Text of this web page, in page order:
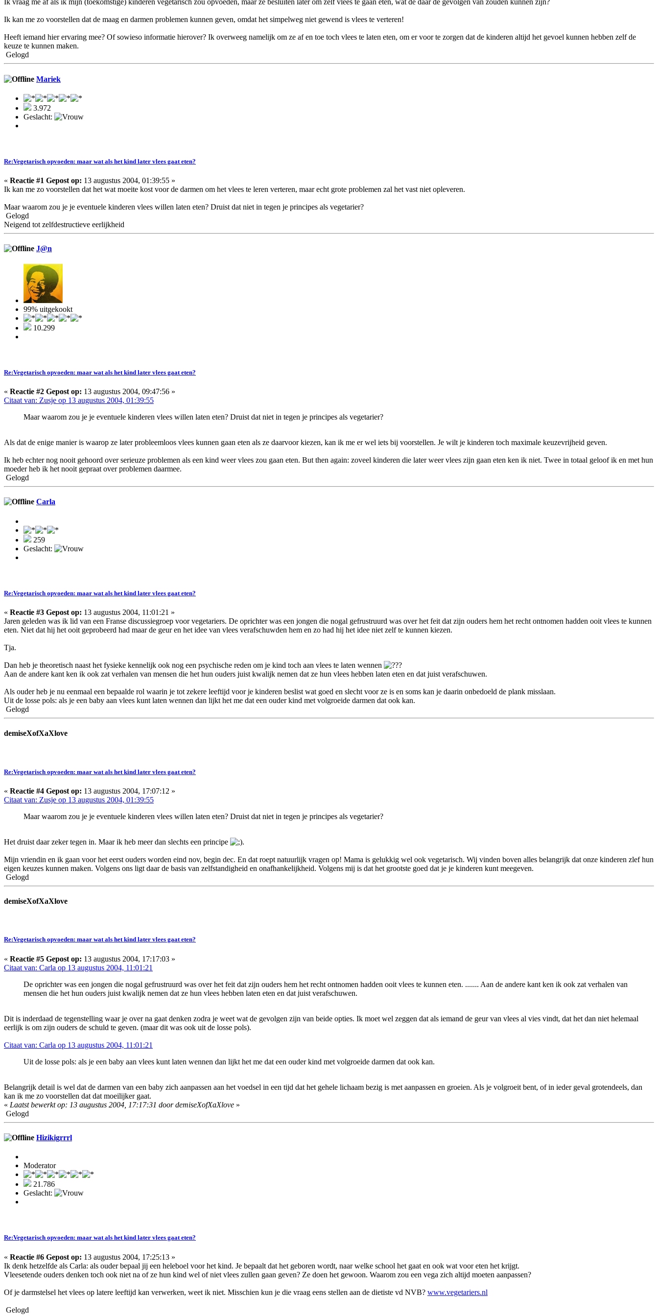
Ik vraag me af als ik mijn (toekomstige) kinderen vegetarisch zou opvoeden, maar ze besluiten later om zelf vlees te gaan eten, wat de daar de gevolgen van zouden kunnen zijn?
Ik kan me zo voorstellen dat de maag en darmen problemen kunnen geven, omdat het simpelweg niet gewend is vlees te verteren!
Heeft iemand hier ervaring mee? Of sowieso informatie hierover? Ik overweeg namelijk om ze af en toe toch vlees te laten eten, om er voor te zorgen dat de kinderen altijd het gevoel kunnen hebben zelf de
keuze te kunnen maken.
Gelogd
Mariek
3.972
Geslacht:
Re:Vegetarisch opvoeden: maar wat als het kind later vlees gaat eten?
« Reactie #1 Gepost op: 13 augustus 2004, 01:39:55 »
Ik kan me zo voorstellen dat het wat moeite kost voor de darmen om het vlees te leren verteren, maar echt grote problemen zal het vast niet opleveren.
Maar waarom zou je je eventuele kinderen vlees willen laten eten? Druist dat niet in tegen je principes als vegetarier?
Gelogd
Neigend tot zelfdestructieve eerlijkheid
J@n
99% uitgekookt
10.299
Re:Vegetarisch opvoeden: maar wat als het kind later vlees gaat eten?
« Reactie #2 Gepost op: 13 augustus 2004, 09:47:56 »
Citaat van: Zusje op 13 augustus 2004, 01:39:55
Maar waarom zou je je eventuele kinderen vlees willen laten eten? Druist dat niet in tegen je principes als vegetarier?
Als dat de enige manier is waarop ze later probleemloos vlees kunnen gaan eten als ze daarvoor kiezen, kan ik me er wel iets bij voorstellen. Je wilt je kinderen toch maximale keuzevrijheid geven.
Ik heb echter nog nooit gehoord over serieuze problemen als een kind weer vlees zou gaan eten. But then again: zoveel kinderen die later weer vlees zijn gaan eten ken ik niet. Twee in totaal geloof ik en met hun
moeder heb ik het nooit gepraat over problemen daarmee.
Gelogd
Carla
259
Geslacht:
Re:Vegetarisch opvoeden: maar wat als het kind later vlees gaat eten?
« Reactie #3 Gepost op: 13 augustus 2004, 11:01:21 »
Jaren geleden was ik lid van een Franse discussiegroep voor vegetariers. De oprichter was een jongen die nogal gefrustruurd was over het feit dat zijn ouders hem het recht ontnomen hadden ooit vlees te kunnen
eten. Niet dat hij het ooit geprobeerd had maar de geur en het idee van vlees verafschuwden hem en zo had hij het idee niet zelf te kunnen kiezen.
Tja.
Dan heb je theoretisch naast het fysieke kennelijk ook nog een psychische reden om je kind toch aan vlees te laten wennen
Aan de andere kant ken ik ook zat verhalen van mensen die het hun ouders juist kwalijk nemen dat ze hun vlees hebben laten eten en dat juist verafschuwen.
Als ouder heb je nu eenmaal een bepaalde rol waarin je tot zekere leeftijd voor je kinderen beslist wat goed en slecht voor ze is en soms kan je daarin onbedoeld de plank misslaan.
Uit de losse pols: als je een baby aan vlees kunt laten wennen dan lijkt het me dat een ouder kind met volgroeide darmen dat ook kan.
Gelogd
demiseXofXaXlove
Re:Vegetarisch opvoeden: maar wat als het kind later vlees gaat eten?
« Reactie #4 Gepost op: 13 augustus 2004, 17:07:12 »
Citaat van: Zusje op 13 augustus 2004, 01:39:55
Maar waarom zou je je eventuele kinderen vlees willen laten eten? Druist dat niet in tegen je principes als vegetarier?
Het druist daar zeker tegen in. Maar ik heb meer dan slechts een principe .
Mijn vriendin en ik gaan voor het eerst ouders worden eind nov, begin dec. En dat roept natuurlijk vragen op! Mama is gelukkig wel ook vegetarisch. Wij vinden boven alles belangrijk dat onze kinderen zlef hun
eigen keuzes kunnen maken. Volgens ons ligt daar de basis van zelfstandigheid en onafhankelijkheid. Volgens mij is dat het grootste goed dat je je kinderen kunt meegeven.
Gelogd
demiseXofXaXlove
Re:Vegetarisch opvoeden: maar wat als het kind later vlees gaat eten?
« Reactie #5 Gepost op: 13 augustus 2004, 17:17:03 »
Citaat van: Carla op 13 augustus 2004, 11:01:21
De oprichter was een jongen die nogal gefrustruurd was over het feit dat zijn ouders hem het recht ontnomen hadden ooit vlees te kunnen eten. ....... Aan de andere kant ken ik ook zat verhalen van
mensen die het hun ouders juist kwalijk nemen dat ze hun vlees hebben laten eten en dat juist verafschuwen.
Dit is inderdaad de tegenstelling waar je over na gaat denken zodra je weet wat de gevolgen zijn van beide opties. Ik moet wel zeggen dat als iemand de geur van vlees al vies vindt, dat het dan niet helemaal
eerlijk is om zijn ouders de schuld te geven. (maar dit was ook uit de losse pols).
Citaat van: Carla op 13 augustus 2004, 11:01:21
Uit de losse pols: als je een baby aan vlees kunt laten wennen dan lijkt het me dat een ouder kind met volgroeide darmen dat ook kan.
Belangrijk detail is wel dat de darmen van een baby zich aanpassen aan het voedsel in een tijd dat het gehele lichaam bezig is met aanpassen en groeien. Als je volgroeit bent, of in ieder geval grotendeels, dan
kan ik me zo voorstellen dat dat moeilijker gaat.
« Laatst bewerkt op: 13 augustus 2004, 17:17:31 door demiseXofXaXlove »
Gelogd
Hizikigrrrl
Moderator
21.786
Geslacht:
Re:Vegetarisch opvoeden: maar wat als het kind later vlees gaat eten?
« Reactie #6 Gepost op: 13 augustus 2004, 17:25:13 »
Ik denk hetzelfde als Carla: als ouder bepaal jij een heleboel voor het kind. Je bepaalt dat het geboren wordt, naar welke school het gaat en ook wat voor eten het krijgt.
Vleesetende ouders denken toch ook niet na of ze hun kind wel of niet vlees zullen gaan geven? Ze doen het gewoon. Waarom zou een vega zich altijd moeten aanpassen?
Of je darmstelsel het vlees op latere leeftijd kan verwerken, weet ik niet. Misschien kun je die vraag eens stellen aan de dietiste vd NVB? www.vegetariers.nl
Gelogd